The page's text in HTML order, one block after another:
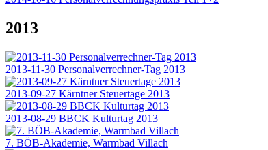
2013
2013-11-30 Personalverrechner-Tag 2013
2013-09-27 Kärntner Steuertage 2013
2013-08-29 BBCK Kulturtag 2013
7. BÖB-Akademie, Warmbad Villach